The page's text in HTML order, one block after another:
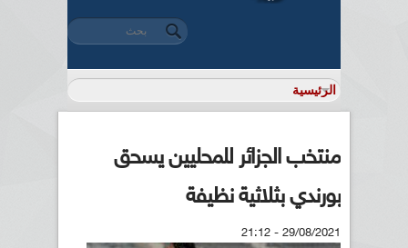
استمارة البحث
‏بحث ‏
منتخب الجزائر للمحليين يسحق
بورندي بثلاثية نظيفة
29/08/2021 - 21:12